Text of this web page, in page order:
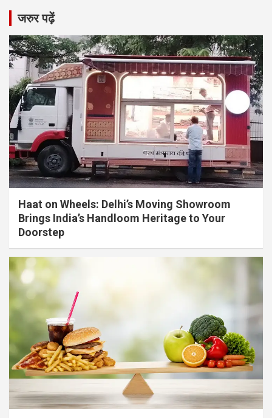
जरुर पढ़ें
Haat on Wheels: Delhi’s Moving Showroom
Brings India’s Handloom Heritage to Your
Doorstep